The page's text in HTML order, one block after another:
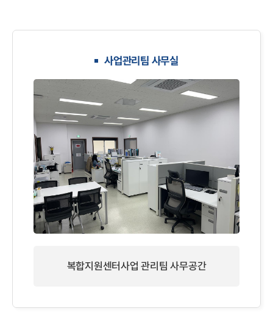
장비동
사업관리팀 사무실
복합지원센터사업 관리팀 사무공간